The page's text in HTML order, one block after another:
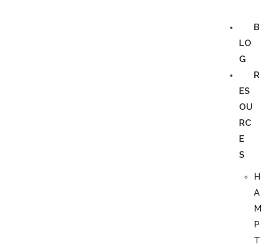
B
LO
G
R
ES
OU
RC
E
S
H
A
M
P
T